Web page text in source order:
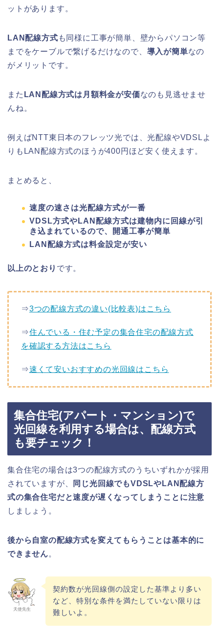
ットがあります。
LAN配線方式 も同様に工事が簡単、壁からパソコン等
までをケーブルで繋げるだけなので、 導入が簡単なの
がメリットです。
また LAN配線方式は月額料金が安価なのも見逃せませ
んね。
例えばNTT東日本のフレッツ光では、光配線やVDSLよ
りもLAN配線方式のほうが400円ほど安く使えます。
まとめると、
速度の速さは光配線方式が一番
VDSL方式やLAN配線方式は建物内に回線が引
き込まれているので、開通工事が簡単
LAN配線方式は料金設定が安い
以上のとおり です。
⇒3つの配線方式の違い(比較表)はこちら
⇒住んでいる・住む予定の集合住宅の配線方式
を確認する方法はこちら
⇒速くて安いおすすめの光回線はこちら
集合住宅(アパート・マンション)で
光回線を利用する場合は、配線方式
も要チェック！
集合住宅の場合は3つの配線方式のうちいずれかが採用
されていますが、
同じ光回線でもVDSLやLAN配線方
式の集合住宅だと速度が遅くなってしまうことに注意
しましょう。
後から自室の配線方式を変えてもらうことは基本的に
できません。
天使先生
契約数が光回線側の設定した基準より多い
など、特別な条件を満たしていない限りは
難しいよ。